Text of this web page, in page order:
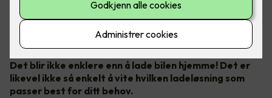
Det blir ikke enklere enn å lade bilen hjemme! Det er
likevel ikke så enkelt å vite hvilken ladeløsning som
passer best for ditt behov.